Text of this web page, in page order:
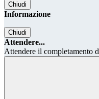
Chiudi
Informazione
Chiudi
Attendere...
Attendere il completamento